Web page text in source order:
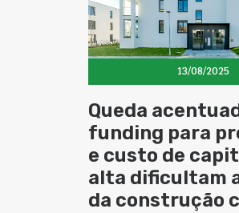
13/08/2025
Queda
funding para
e custo de
alta dificultam
da construção